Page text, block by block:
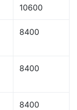
10600
8400
8400
8400